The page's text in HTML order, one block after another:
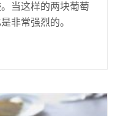
当这样的两块葡萄
非常强烈的。